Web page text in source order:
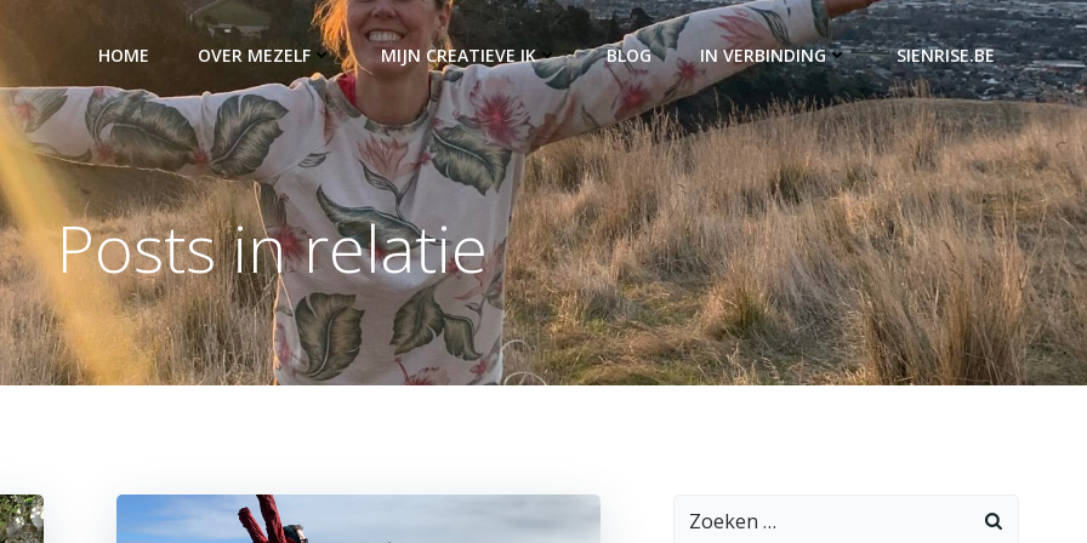
HOME OVER MEZELF MIJN CREATIEVE IK BLOG IN VERBINDING SIENRISE.BE
Posts in relatie
Zoeken